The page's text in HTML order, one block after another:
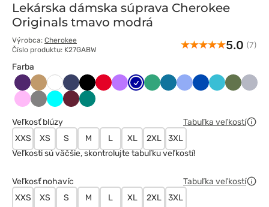
Lekárska dámska súprava Cherokee
Originals tmavo modrá
Výrobca: Cherokee
Číslo produktu: K27GABW
5.0 (7)
Farba
Bakłażanowy
Beżowy
Biały Ciemny
granat
CzarnyCzerwony
Fioletowy
Granatowy
JasnyKaraibskiKlasyczny
Królewski
MorskiOliwkowy
Różowy
Szary TurkusWiśniowy
Zielony
Veľkosť blúzy
Tabuľka veľkostí
XXS
XS S M L XL 2XL
3XL
Veľkosti sú väčšie, skontrolujte tabuľku veľkostí!
Veľkosť nohavíc
Tabuľka veľkostí
XXS
XS S M L XL 2XL
3XL